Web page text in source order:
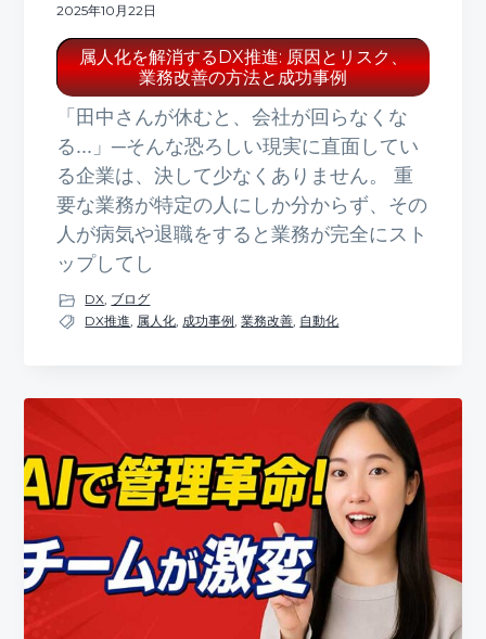
2025年10月22日
属人化を解消するDX推進: 原因とリスク、
業務改善の方法と成功事例
「田中さんが休むと、会社が回らなくな
る...」─そんな恐ろしい現実に直面してい
る企業は、決して少なくありません。 重
要な業務が特定の人にしか分からず、その
人が病気や退職をすると業務が完全にスト
ップしてし
DX, ブログ
DX推進, 属人化, 成功事例,業務改善, 自動化